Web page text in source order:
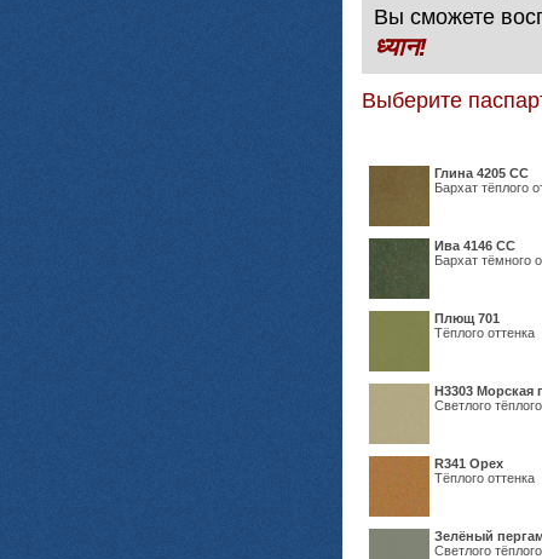
Вы сможете
ध्यान!
Выберите
Глина 4205 СС
Бархат тёплого
Ива 4146 СС
Бархат тёмного
Плющ 701
Тёплого оттенка
H3303 Морская
Светлого
R341 Орех
Тёплого оттенка
Зелёный
Светлого